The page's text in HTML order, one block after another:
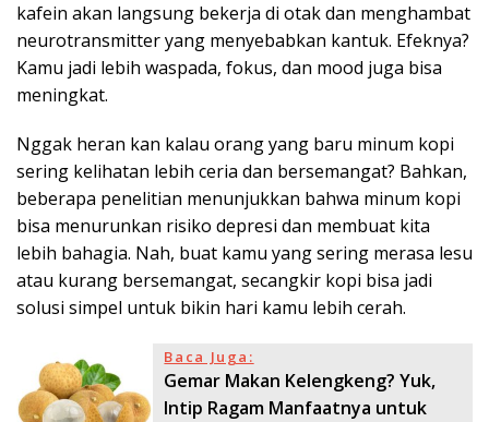
kafein akan langsung bekerja di otak dan menghambat
neurotransmitter yang menyebabkan kantuk. Efeknya?
Kamu jadi lebih waspada, fokus, dan mood juga bisa
meningkat.
Nggak heran kan kalau orang yang baru minum kopi
sering kelihatan lebih ceria dan bersemangat? Bahkan,
beberapa penelitian menunjukkan bahwa minum kopi
bisa menurunkan risiko depresi dan membuat kita
lebih bahagia. Nah, buat kamu yang sering merasa lesu
atau kurang bersemangat, secangkir kopi bisa jadi
solusi simpel untuk bikin hari kamu lebih cerah.
Baca Juga:
Gemar Makan Kelengkeng? Yuk,
Intip Ragam Manfaatnya untuk